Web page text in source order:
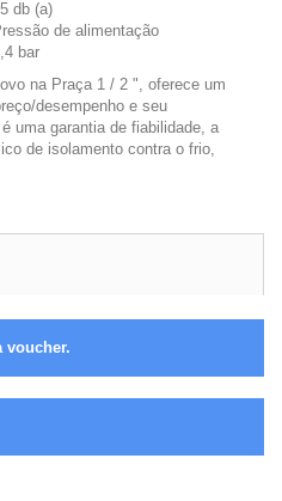
db (a)
de alimentação
bar
na Praça 1 / 2 ", oferece um
desempenho e seu
uma garantia de fiabilidade, a
de isolamento contra o frio,
voucher.